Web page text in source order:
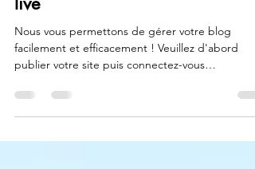
Gérez votre blog depuis votre
live
Nous vous permettons de gérer votre blog
publier votre site puis connectez-vous
directement...